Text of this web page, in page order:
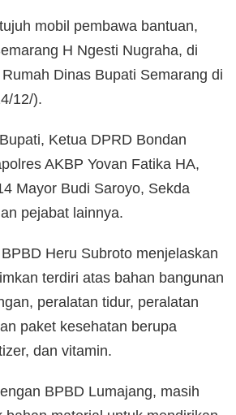
mobil pembawa bantuan,
H Ngesti Nugraha, di
Dinas Bupati Semarang di
12/).
Ketua DPRD Bondan
AKBP Yovan Fatika HA,
Mayor Budi Saroyo, Sekda
pejabat lainnya.
Heru Subroto menjelaskan
terdiri atas bahan bangunan
peralatan tidur, peralatan
paket kesehatan berupa
dan vitamin.
BPBD Lumajang, masih